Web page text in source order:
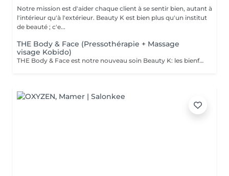
Notre mission est d'aider chaque client à se sentir bien, autant à
l'intérieur qu'à l'extérieur. Beauty K est bien plus qu'un institut
de beauté ; c'e...
THE Body & Face (Pressothérapie + Massage
visage Kobido)
THE Body & Face est notre nouveau soin Beauty K: les bienfaits de la Pressothérapie associé au massage japonais ancestrale: Le Soin Kobido Le soin Body & Face combine une session de Pressothérapie avec un Soin Kobido complet pour un traitement revitalisant et rajeunissant de la peau du visage et du corps. Ce soin d'une durée de 1 heure et 15 minutes est idéal pour ceux qui cherchent à détendre leur corps tout en bénéficiant d'un soin facial approfondi. Déroulement du Soin : 1. Pressothérapie (45minutes) : Commencez par une session relaxante de pressothérapie, qui aide à détendre les muscles, éliminer les toxines, activer le système lymphatique et la circulation sanguine. 2. Soin Kobido Nettoyage et Gommage : Un nettoyage profond suivi d'un gommage pour éliminer les cellules mortes et purifier la peau. Massage Kobido : Un massage facial traditionnel japonais qui stimule la circulation sanguine et lymphatique, tonifie les muscles faciaux, et offre un effet liftant naturel. Masque : Application d'un masque adapté à votre type de peau pour nourrir, hydrater et revitaliser. Bienfaits du Soin Body & Face : Relaxation Profonde : La pressothérapie détend le corps et apaise l'esprit, réduisant ainsi le stress et la fatigue. Effet Anti-Âge et Raffermissant : Le massage Kobido aide à réduire les signes de vieillissement, à raffermir la peau et à améliorer son élasticité. Ce soin est une excellente manière de combiner les bienfaits de la pressothérapie avec les techniques de soin facial avancées pour une expérience de beauté et de bien-être complète.